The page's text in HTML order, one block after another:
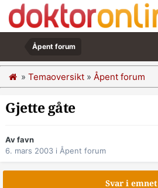
Åpent forum
» Temaoversikt » Åpent forum
Gjette gåte
Av favn
6. mars 2003 i Åpent forum
Svar i emnet